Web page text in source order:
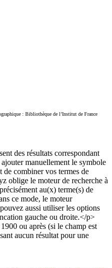
: Bibliothèque de l’Institut de France